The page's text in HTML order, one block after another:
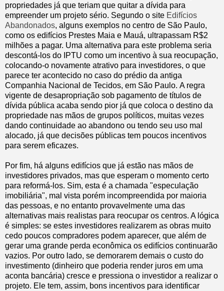
propriedades já que teriam que quitar a dívida para
empreender um projeto sério. Segundo o site Edifícios
Abandonados, alguns exemplos no centro de São Paulo,
como os edifícios Prestes Maia e Mauá, ultrapassam R$2
milhões a pagar. Uma alternativa para este problema seria
descontá-los do IPTU como um incentivo à sua reocupação,
colocando-o novamente atrativo para investidores, o que
parece ter acontecido no caso do prédio da antiga
Companhia Nacional de Tecidos, em São Paulo. A regra
vigente de desapropriação sob pagamento de títulos de
dívida pública acaba sendo pior já que coloca o destino da
propriedade nas mãos de grupos políticos, muitas vezes
dando continuidade ao abandono ou tendo seu uso mal
alocado, já que decisões públicas tem poucos incentivos
para serem eficazes.
Por fim, há alguns edifícios que já estão nas mãos de
investidores privados, mas que esperam o momento certo
para reformá-los. Sim, esta é a chamada "especulação
imobiliária", mal vista porém incompreendida por maioria
das pessoas, e no entanto provavelmente uma das
alternativas mais realistas para reocupar os centros. A lógica
é simples: se estes investidores realizarem as obras muito
cedo poucos compradores podem aparecer, que além de
gerar uma grande perda econômica os edifícios continuarão
vazios. Por outro lado, se demorarem demais o custo do
investimento (dinheiro que poderia render juros em uma
aconta bancária) cresce e pressiona o investidor a realizar o
projeto. Ele tem, assim, bons incentivos para identificar